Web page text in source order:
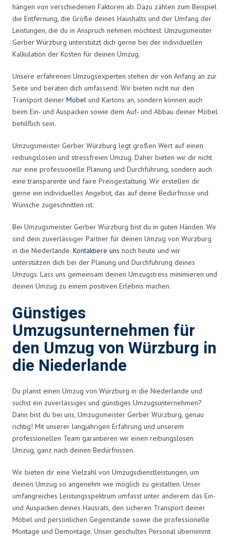
hängen von verschiedenen Faktoren ab. Dazu zählen zum Beispiel
die Entfernung, die Größe deines Haushalts und der Umfang der
Leistungen, die du in Anspruch nehmen möchtest. Umzugsmeister
Gerber Würzburg unterstützt dich gerne bei der individuellen
Kalkulation der Kosten für deinen Umzug.
Unsere erfahrenen Umzugsexperten stehen dir von Anfang an zur
Seite und beraten dich umfassend. Wir bieten nicht nur den
Transport deiner Möbel und Kartons an, sondern können auch
beim Ein- und Auspacken sowie dem Auf- und Abbau deiner Möbel
behilflich sein.
Umzugsmeister Gerber Würzburg legt großen Wert auf einen
reibungslosen und stressfreien Umzug. Daher bieten wir dir nicht
nur eine professionelle Planung und Durchführung, sondern auch
eine transparente und faire Preisgestaltung. Wir erstellen dir
gerne ein individuelles Angebot, das auf deine Bedürfnisse und
Wünsche zugeschnitten ist.
Bei Umzugsmeister Gerber Würzburg bist du in guten Händen. Wir
sind dein zuverlässiger Partner für deinen Umzug von Würzburg
in die Niederlande. Kontaktiere uns noch heute und wir
unterstützen dich bei der Planung und Durchführung deines
Umzugs. Lass uns gemeinsam deinen Umzugstress minimieren und
deinen Umzug zu einem positiven Erlebnis machen.
Günstiges
Umzugsunternehmen für
den Umzug von Würzburg in
die Niederlande
Du planst einen Umzug von Würzburg in die Niederlande und
suchst ein zuverlässiges und günstiges Umzugsunternehmen?
Dann bist du bei uns, Umzugsmeister Gerber Würzburg, genau
richtig! Mit unserer langjährigen Erfahrung und unserem
professionellen Team garantieren wir einen reibungslosen
Umzug, ganz nach deinen Bedürfnissen.
Wir bieten dir eine Vielzahl von Umzugsdienstleistungen, um
deinen Umzug so angenehm wie möglich zu gestalten. Unser
umfangreiches Leistungsspektrum umfasst unter anderem das Ein-
und Auspacken deines Hausrats, den sicheren Transport deiner
Möbel und persönlichen Gegenstände sowie die professionelle
Montage und Demontage. Unser geschultes Personal übernimmt